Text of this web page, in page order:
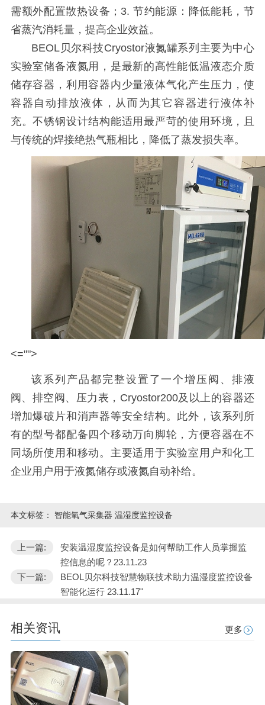
需额外配置散热设备；3. 节约能源：降低能耗，节
省蒸汽消耗量，提高企业效益。
BEOL贝尔科技Cryostor液氮罐系列主要为中心
实验室储备液氮用，是最新的高性能低温液态介质
储存容器，利用容器内少量液体气化产生压力，使
容器自动排放液体，从而为其它容器进行液体补
充。不锈钢设计结构能适用最严苛的使用环境，且
与传统的焊接绝热气瓶相比，降低了蒸发损失率。
<="">
该系列产品都完整设置了一个增压阀、排液
阀、排空阀、压力表，Cryostor200及以上的容器还
增加爆破片和消声器等安全结构。此外，该系列所
有的型号都配备四个移动万向脚轮，方便容器在不
同场所使用和移动。主要适用于实验室用户和化工
企业用户用于液氮储存或液氮自动补给。
本文标签： 智能氧气采集器 温湿度监控设备
上一篇:
安装温湿度监控设备是如何帮助工作人员掌握监
控信息的呢？23.11.23
下一篇:
BEOL贝尔科技智慧物联技术助力温湿度监控设备
智能化运行 23.11.17"
相关资讯 更多